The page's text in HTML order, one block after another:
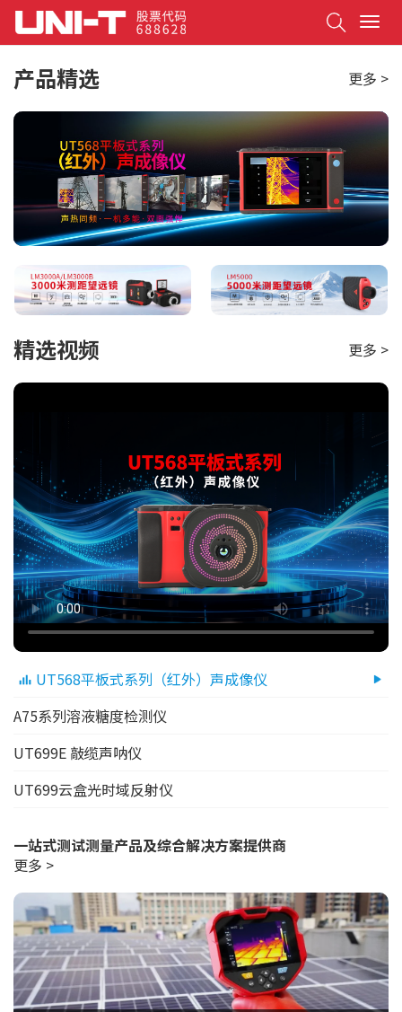
T
o
g
e
n
i
g
a
o
n
产品精选 更多 >
精选视频 更多 >
UT568平板式系列（红外）声成像仪
A75系列溶液糖度检测仪
UT699E 敲缆声呐仪
UT699云盒光时域反射仪
一站式测试测量产品及综合解决方案提供商
更多 >